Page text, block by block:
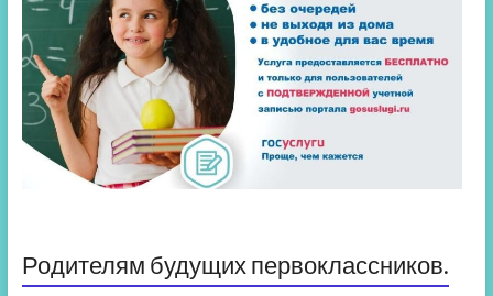
Родителям будущих первоклассников.